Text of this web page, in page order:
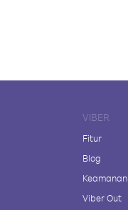
VIBER
Fitur
Blog
Keamanan
Viber Out